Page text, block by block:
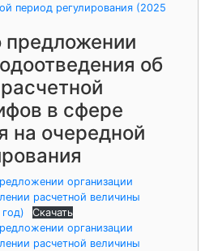
период регулирования (2025
об
в сфере
на очередной
организации
расчетной величины
Скачать
организации
расчетной величины